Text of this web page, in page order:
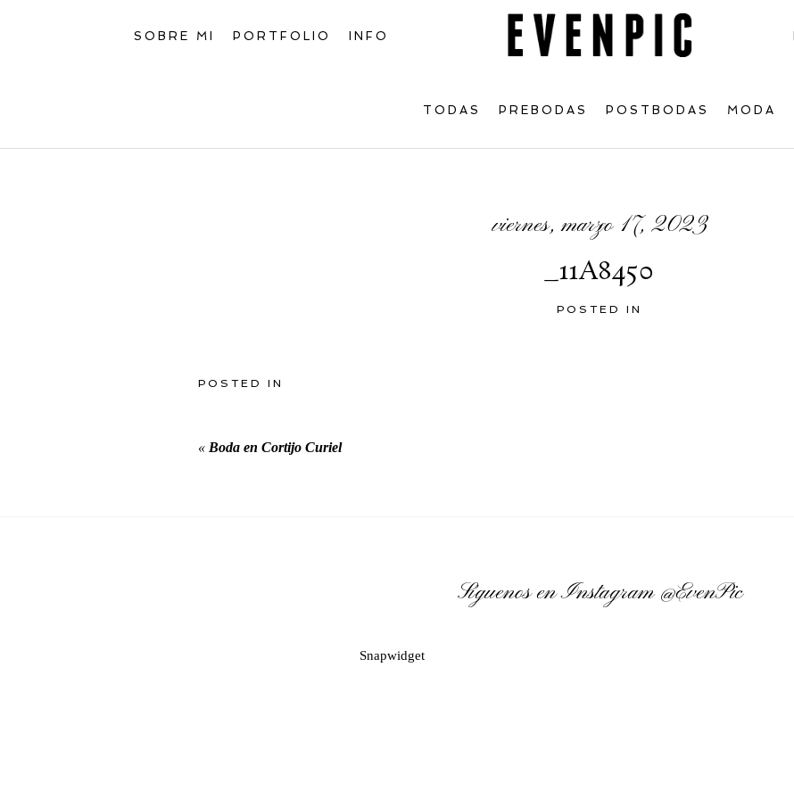
SOBRE MI PORTFOLIO INFO
TODAS PREBODAS POSTBODAS MODA
viernes, marzo 17, 2023
_11A8450
POSTED IN
POSTED IN
« Boda en Cortijo Curiel
Síguenos en Instagram@EvenPic
Snapwidget